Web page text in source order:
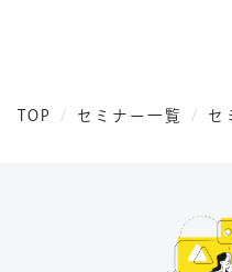
TOP セミナー一覧 セ